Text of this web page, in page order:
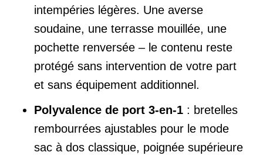
intempéries légères. Une averse
soudaine, une terrasse mouillée, une
pochette renversée – le contenu reste
protégé sans intervention de votre part
et sans équipement additionnel.
Polyvalence de port 3-en-1 : bretelles
rembourrées ajustables pour le mode
sac à dos classique, poignée supérieure